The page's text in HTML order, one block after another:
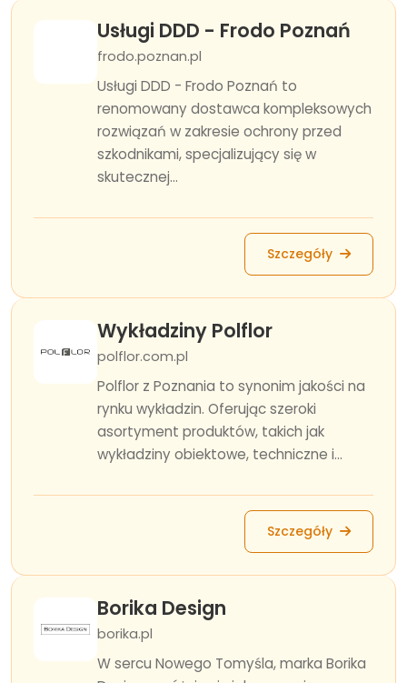
Usługi DDD - Frodo Poznań
frodo.poznan.pl
Usługi DDD - Frodo Poznań to
renomowany dostawca kompleksowych
rozwiązań w zakresie ochrony przed
szkodnikami, specjalizujący się w
skutecznej...
Szczegóły
Wykładziny Polflor
polflor.com.pl
Polflor z Poznania to synonim jakości na
rynku wykładzin. Oferując szeroki
asortyment produktów, takich jak
wykładziny obiektowe, techniczne i...
Szczegóły
Borika Design
borika.pl
W sercu Nowego Tomyśla, marka Borika